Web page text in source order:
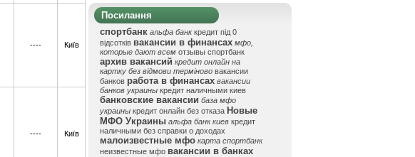
---- Київ
---- Київ
Посилання
спортбанк альфа банк кредит під 0
відсотків вакансии в финансах мфо,
которые дают всем отзывы спортбанк
архив вакансий кредит онлайн на
картку без відмови терміново вакансии
банков работа в финансах вакансии
банков украины кредит наличными киев
банковские вакансии база мфо
украины кредит онлайн без отказа Новые
МФО Украины альфа банк киев кредит
наличными без справки о доходах
малоизвестные мфо карта спортбанк
неизвестные мфо вакансии в банках